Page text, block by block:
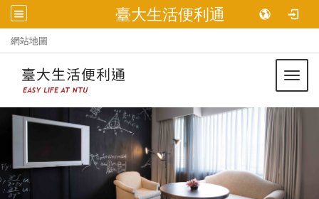
臺大生活便利通
網站地圖